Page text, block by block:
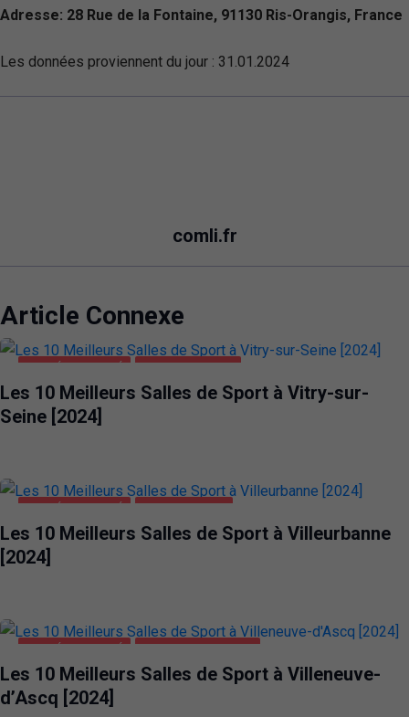
Adresse: 28 Rue de la Fontaine, 91130 Ris-Orangis, France
Les données proviennent du jour : 31.01.2024
comli.fr
Article Connexe
Les 10 Meilleurs Salles de Sport à Vitry-sur-
Seine [2024]
Les 10 Meilleurs Salles de Sport à Villeurbanne
[2024]
Les 10 Meilleurs Salles de Sport à Villeneuve-
d’Ascq [2024]